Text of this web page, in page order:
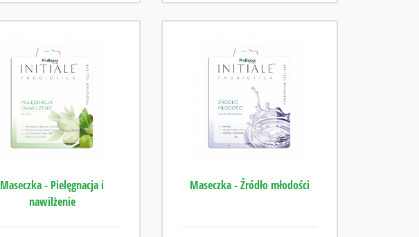
Maseczka - Pielęgnacja i
nawilżenie
Maseczka - Źródło młodości